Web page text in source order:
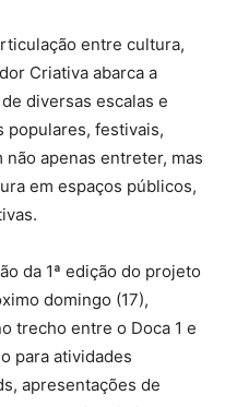
entre cultura,
Criativa abarca a
diversas escalas e
populares, festivais,
apenas entreter, mas
em espaços públicos,
da 1ª edição do projeto
domingo (17),
trecho entre o Doca 1 e
para atividades
apresentações de